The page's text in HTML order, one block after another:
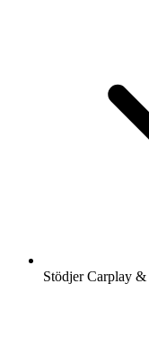
Stödjer Carplay